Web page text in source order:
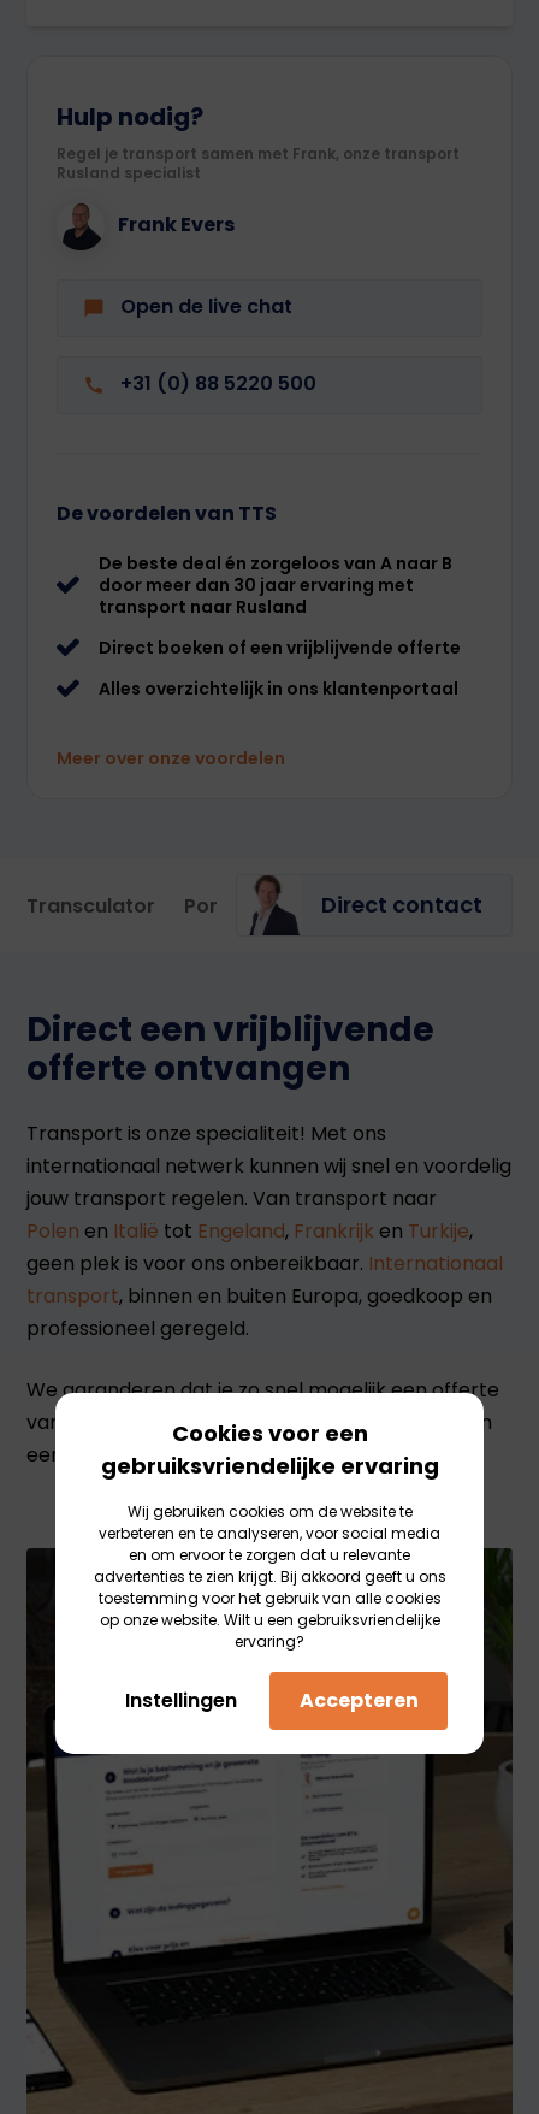
Hulp nodig?
Regel je transport samen met Frank, onze transport
Rusland specialist
Frank Evers
Open de live chat
+31 (0) 88 5220 500
De voordelen van TTS
De beste deal én zorgeloos van A naar B
door meer dan 30 jaar ervaring met
transport naar Rusland
Direct boeken of een vrijblijvende offerte
Alles overzichtelijk in ons klantenportaal
Meer over onze voordelen
Transculator Portal Direct contact
Direct een vrijblijvende
offerte ontvangen
Transport is onze specialiteit! Met ons
internationaal netwerk kunnen wij snel en voordelig
jouw transport regelen. Van transport naar
Polen en Italië tot Engeland, Frankrijk en Turkije,
geen plek is voor ons onbereikbaar. Internationaal
transport, binnen en buiten Europa, goedkoop en
professioneel geregeld.
We garanderen dat je zo snel mogelijk een offerte
van ons krijgt. Vrijwel altijd lukt het ons om binnen
een uur een offerte te sturen.
Cookies voor een
gebruiksvriendelijke ervaring
Wij gebruiken cookies om de website te
verbeteren en te analyseren, voor social media
en om ervoor te zorgen dat u relevante
advertenties te zien krijgt. Bij akkoord geeft u ons
toestemming voor het gebruik van alle cookies
op onze website. Wilt u een gebruiksvriendelijke
ervaring?
Instellingen Accepteren